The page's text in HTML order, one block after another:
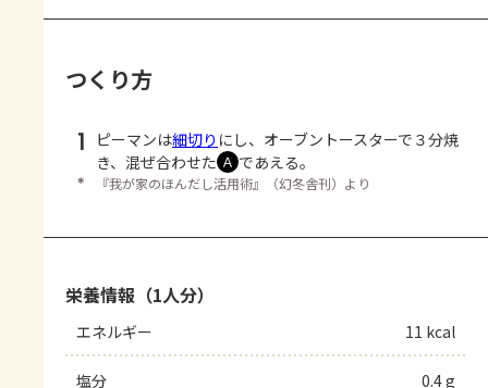
つくり方
1 ピーマンは細切り にし、オーブントースターで３分焼
き、混ぜ合わせた Ａ であえる。
＊ 『我が家のほんだし活用術』（幻冬舎刊）より
栄養情報（1人分）
エネルギー 11 kcal
塩分 0.4 g